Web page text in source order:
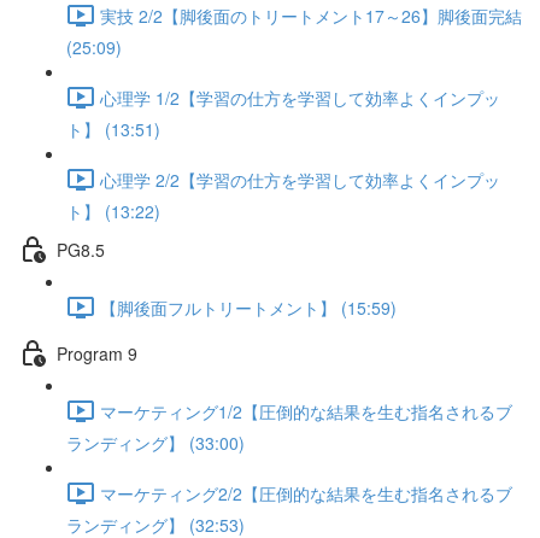
実技 2/2【脚後面のトリートメント17～26】脚後面完結
(25:09)
心理学 1/2【学習の仕方を学習して効率よくインプッ
ト】 (13:51)
心理学 2/2【学習の仕方を学習して効率よくインプッ
ト】 (13:22)
PG8.5
【脚後面フルトリートメント】 (15:59)
Program 9
マーケティング1/2【圧倒的な結果を生む指名されるブ
ランディング】 (33:00)
マーケティング2/2【圧倒的な結果を生む指名されるブ
ランディング】 (32:53)